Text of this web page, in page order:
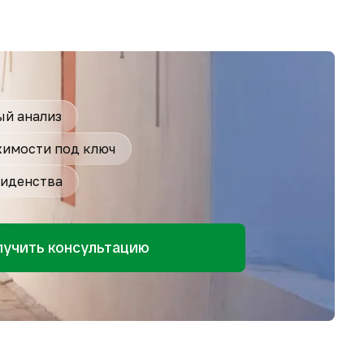
анализ
под ключ
консультацию